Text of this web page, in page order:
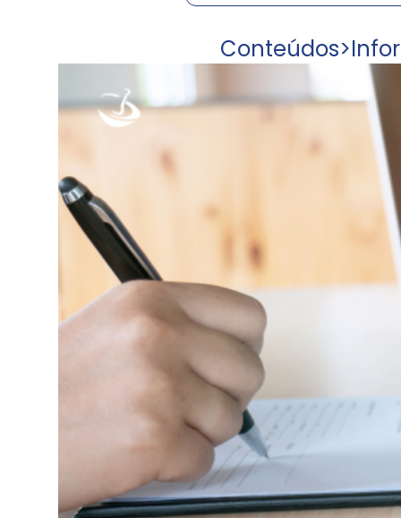
Conteúdos>